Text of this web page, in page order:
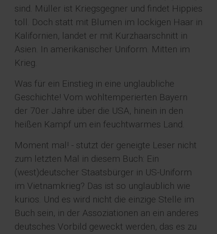
sind. Müller ist Kriegsgegner und findet Hippies
toll. Doch statt mit Blumen im lockigen Haar in
Kalifornien, landet er mit Kurzhaarschnitt in
Asien. In amerikanischer Uniform. Mitten im
Krieg.
Was für ein Einstieg in eine unglaubliche
Geschichte! Vom wohltemperierten Bayern
der 70er Jahre über die USA, hinein in den
heißen Kampf um ein feuchtwarmes Land.
Moment mal! - stutzt der geneigte Leser nicht
zum letzten Mal in diesem Buch: Ein
(west)deutscher Staatsbürger in US-Uniform
im Vietnamkrieg? Das ist so unglaublich wie
kurios. Und es wird nicht die einzige Stelle im
Buch sein, in der Assoziationen an ein anderes
deutsches Vorbild geweckt werden, das es zu